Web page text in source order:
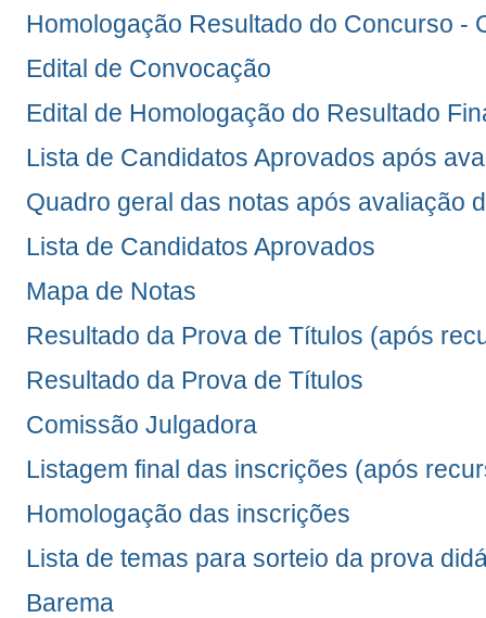
Homologação Resultado do Concurso -
Edital de Convocação
Edital de Homologação do Resultado
Lista de Candidatos Aprovados após
Quadro geral das notas após avaliação
Lista de Candidatos Aprovados
Mapa de Notas
Resultado da Prova de Títulos (após
Resultado da Prova de Títulos
Comissão Julgadora
Listagem final das inscrições (após
Homologação das inscrições
Lista de temas para sorteio da prova
Barema